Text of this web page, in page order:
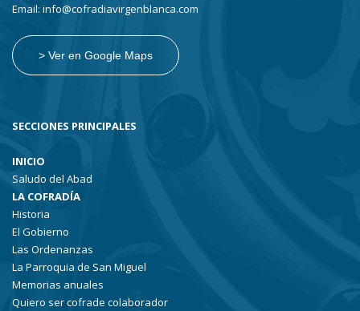
Email: info@cofradiavirgenblanca.com
> Ver en Google Maps
SECCIONES PRINCIPALES
INICIO
Saludo del Abad
LA COFRADÍA
Historia
El Gobierno
Las Ordenanzas
La Parroquia de San Miguel
Memorias anuales
Quiero ser cofrade colaborador